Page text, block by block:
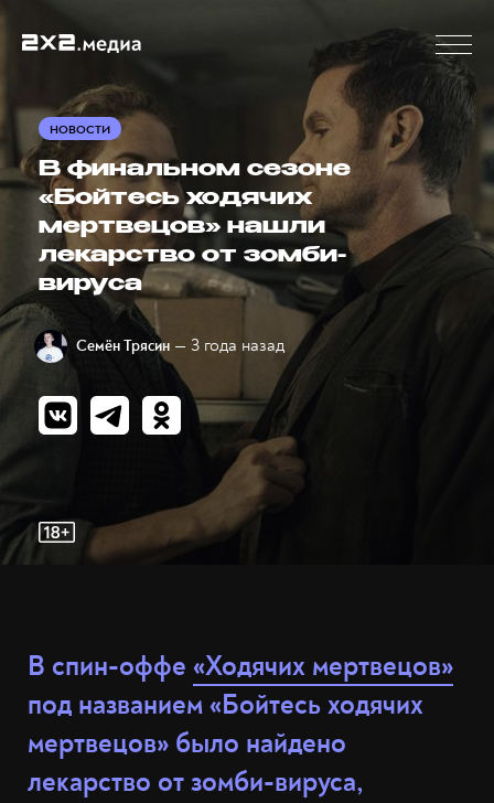
НОВОСТИ
В финальном сезоне
«Бойтесь ходячих
мертвецов» нашли
лекарство от зомби-
вируса
Семён Трясин — 3 года назад
В спин-оффе «Ходячих мертвецов»
под названием «Бойтесь ходячих
мертвецов» было найдено
лекарство от зомби-вируса,